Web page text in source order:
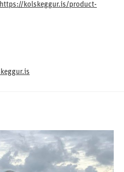
https://kolskeggur.is/product-